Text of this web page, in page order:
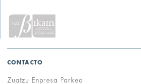
CONTACTO
Zuatzu Enpresa Parkea